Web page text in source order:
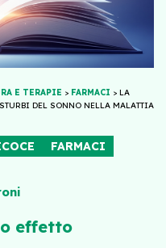
E TERAPIE > FARMACI > LA
DEL SONNO NELLA MALATTIA
FARMACI
effetto